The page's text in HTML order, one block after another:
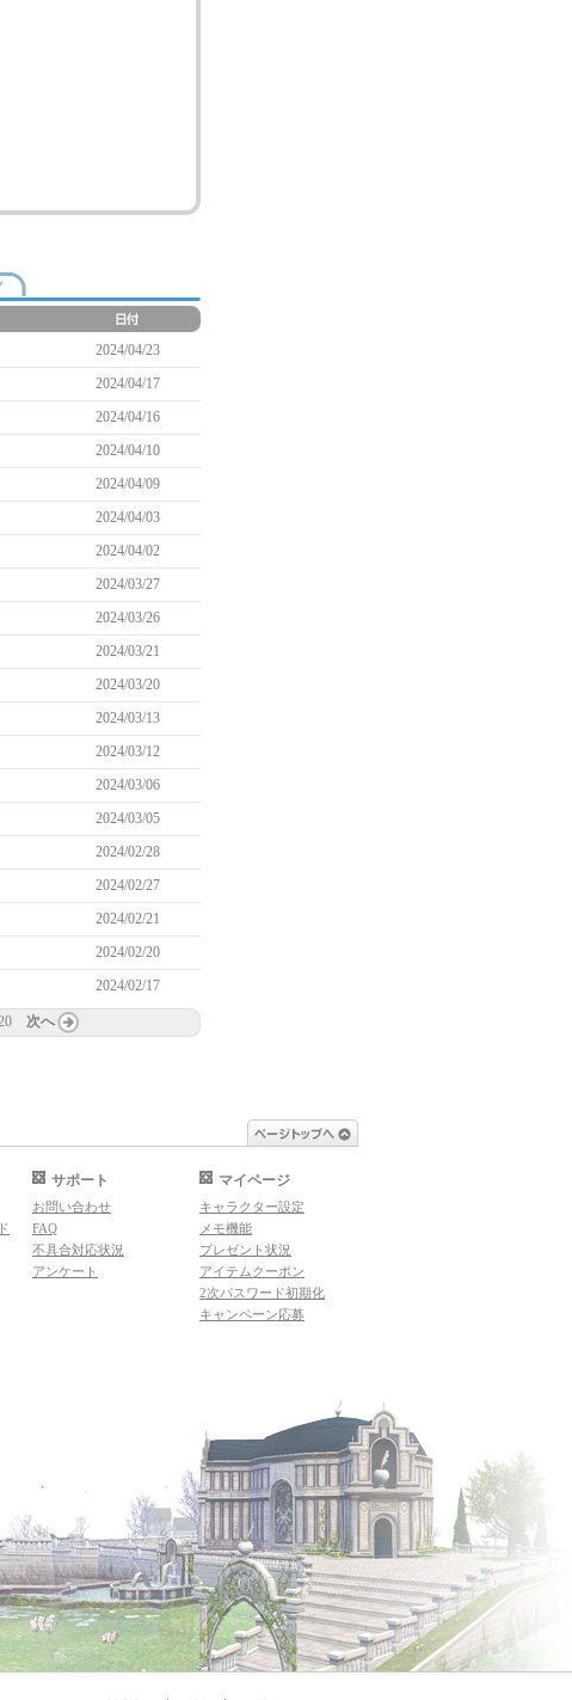
2024/04/23
2024/04/17
2024/04/16
2024/04/10
2024/04/09
2024/04/03
2024/04/02
2024/03/27
2024/03/26
2024/03/21
2024/03/20
2024/03/13
2024/03/12
2024/03/06
2024/03/05
2024/02/28
2024/02/27
2024/02/21
2024/02/20
2024/02/17
次へ
サポート
お問い合わせ
FAQ
不具合対応状況
アンケート
マイページ
キャラクター設定
メモ機能
プレゼント状況
アイテムクーポン
2次パスワード初期化
キャンペーン応募